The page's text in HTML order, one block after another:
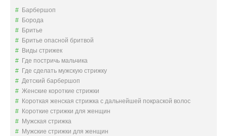
Барбершоп
Борода
Бритье
Бритье опасной бритвой
Виды стрижек
Где постричь мальчика
Где сделать мужскую стрижку
Детский барбершоп
Женские короткие стрижки
Короткая женская стрижка с дальнейшей покраской волос
Короткие стрижки для женщин
Мужская стрижка
Мужские стрижки для женщин